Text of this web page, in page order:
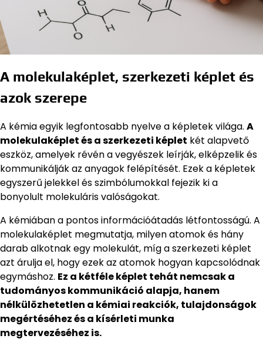
A molekulaképlet, szerkezeti képlet és
azok szerepe
A kémia egyik legfontosabb nyelve a képletek világa. A
molekulaképlet és a szerkezeti képlet két alapvető
eszköz, amelyek révén a vegyészek leírják, elképzelik és
kommunikálják az anyagok felépítését. Ezek a képletek
egyszerű jelekkel és szimbólumokkal fejezik ki a
bonyolult molekuláris valóságokat.
A kémiában a pontos információátadás létfontosságú. A
molekulaképlet megmutatja, milyen atomok és hány
darab alkotnak egy molekulát, míg a szerkezeti képlet
azt árulja el, hogy ezek az atomok hogyan kapcsolódnak
egymáshoz. Ez a kétféle képlet tehát nemcsak a
tudományos kommunikáció alapja, hanem
nélkülözhetetlen a kémiai reakciók, tulajdonságok
megértéséhez és a kísérleti munka
megtervezéséhez is.